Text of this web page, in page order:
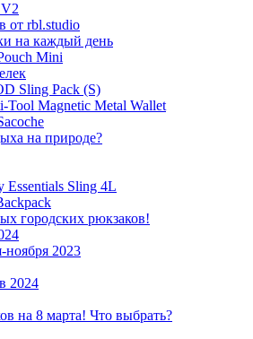
от rbl.studio
на каждый день
Mini
Sling Pack (S)
Magnetic Metal Wallet
на природе?
Sling 4L
городских рюкзаков!
ноября 2023
2024
на 8 марта! Что выбрать?